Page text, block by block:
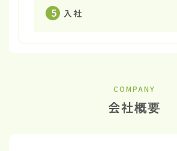
5 入社
COMPANY
会社概要